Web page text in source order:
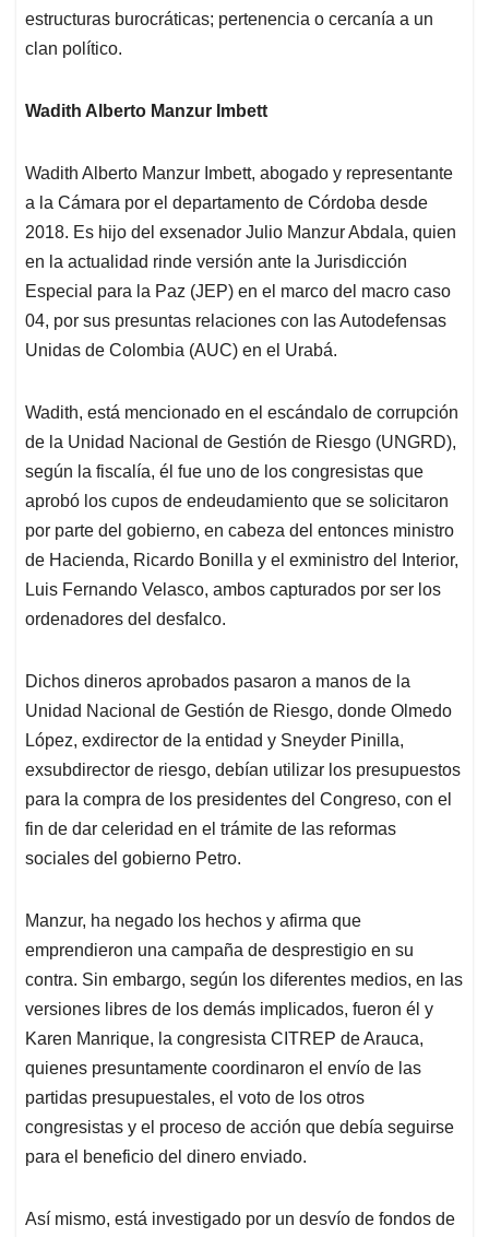
estructuras burocráticas; pertenencia o cercanía a un
clan político.
Wadith Alberto Manzur Imbett
Wadith Alberto Manzur Imbett, abogado y representante
a la Cámara por el departamento de Córdoba desde
2018. Es hijo del exsenador Julio Manzur Abdala, quien
en la actualidad rinde versión ante la Jurisdicción
Especial para la Paz (JEP) en el marco del macro caso
04, por sus presuntas relaciones con las Autodefensas
Unidas de Colombia (AUC) en el Urabá.
Wadith, está mencionado en el escándalo de corrupción
de la Unidad Nacional de Gestión de Riesgo (UNGRD),
según la fiscalía, él fue uno de los congresistas que
aprobó los cupos de endeudamiento que se solicitaron
por parte del gobierno, en cabeza del entonces ministro
de Hacienda, Ricardo Bonilla y el exministro del Interior,
Luis Fernando Velasco, ambos capturados por ser los
ordenadores del desfalco.
Dichos dineros aprobados pasaron a manos de la
Unidad Nacional de Gestión de Riesgo, donde Olmedo
López, exdirector de la entidad y Sneyder Pinilla,
exsubdirector de riesgo, debían utilizar los presupuestos
para la compra de los presidentes del Congreso, con el
fin de dar celeridad en el trámite de las reformas
sociales del gobierno Petro.
Manzur, ha negado los hechos y afirma que
emprendieron una campaña de desprestigio en su
contra. Sin embargo, según los diferentes medios, en las
versiones libres de los demás implicados, fueron él y
Karen Manrique, la congresista CITREP de Arauca,
quienes presuntamente coordinaron el envío de las
partidas presupuestales, el voto de los otros
congresistas y el proceso de acción que debía seguirse
para el beneficio del dinero enviado.
Así mismo, está investigado por un desvío de fondos de